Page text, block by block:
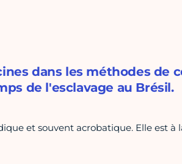
dans les méthodes de
de l'esclavage au Brésil.
et souvent acrobatique. Elle est à